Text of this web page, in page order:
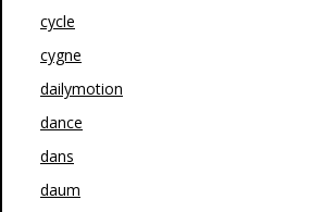
cycle
cygne
dailymotion
dance
dans
daum